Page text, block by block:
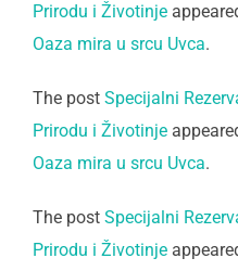
Prirodu i Životinje
Oaza mira u srcu Uvca.
The post Specijalni
Prirodu i Životinje
Oaza mira u srcu Uvca.
The post Specijalni
Prirodu i Životinje